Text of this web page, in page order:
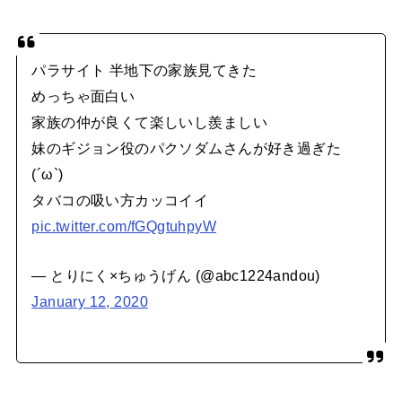
パラサイト 半地下の家族見てきた
めっちゃ面白い
家族の仲が良くて楽しいし羨ましい
妹のギジョン役のパクソダムさんが好き過ぎた
(´ω`)
タバコの吸い方カッコイイ
pic.twitter.com/fGQgtuhpyW
— とりにく×ちゅうげん (@abc1224andou)
January 12, 2020